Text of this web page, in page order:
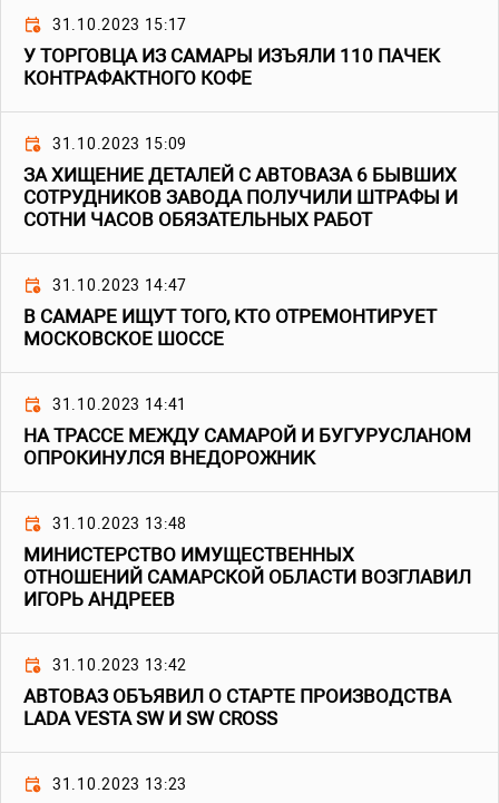
31.10.2023 15:17
У ТОРГОВЦА ИЗ САМАРЫ ИЗЪЯЛИ 110 ПАЧЕК
КОНТРАФАКТНОГО КОФЕ
31.10.2023 15:09
ЗА ХИЩЕНИЕ ДЕТАЛЕЙ С АВТОВАЗА 6 БЫВШИХ
СОТРУДНИКОВ ЗАВОДА ПОЛУЧИЛИ ШТРАФЫ И
СОТНИ ЧАСОВ ОБЯЗАТЕЛЬНЫХ РАБОТ
31.10.2023 14:47
В САМАРЕ ИЩУТ ТОГО, КТО ОТРЕМОНТИРУЕТ
МОСКОВСКОЕ ШОССЕ
31.10.2023 14:41
НА ТРАССЕ МЕЖДУ САМАРОЙ И БУГУРУСЛАНОМ
ОПРОКИНУЛСЯ ВНЕДОРОЖНИК
31.10.2023 13:48
МИНИСТЕРСТВО ИМУЩЕСТВЕННЫХ
ОТНОШЕНИЙ САМАРСКОЙ ОБЛАСТИ ВОЗГЛАВИЛ
ИГОРЬ АНДРЕЕВ
31.10.2023 13:42
АВТОВАЗ ОБЪЯВИЛ О СТАРТЕ ПРОИЗВОДСТВА
LADA VESTA SW И SW CROSS
31.10.2023 13:23